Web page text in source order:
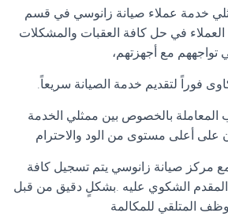
خدمة عملاء صيانة زانوسي في قسم
في حل كافة العقبات والمشكلات
تواجههم مع أجهزتهم،
فوراً لتقديم خدمة الصيانة سريعاً.
بالخصوص بين ممثلي الخدمة
على أعلى مستوى من الود والاحترام
مركز صيانة زانوسي يتم تسجيل كافة
المقدم الشكوي عليه .بشكلٍ دقيق من قبل
المتلقي للمكالمة